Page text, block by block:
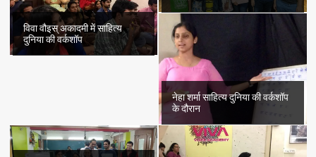
विवा वौइस् अकादमी में साहित्य
दुनिया की वर्कशॉप
नेहा शर्मा साहित्य दुनिया की वर्कशॉप
के दौरान